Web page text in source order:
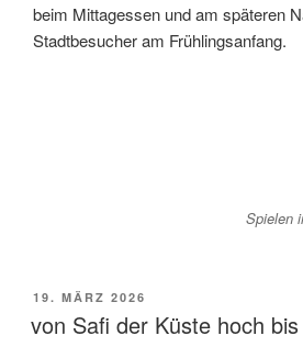
beim Mittagessen und am späteren
Stadtbesucher am Frühlingsanfang.
Spielen
VERÖFFENTLICHT
19. MÄRZ 2026
von Safi der Küste hoch